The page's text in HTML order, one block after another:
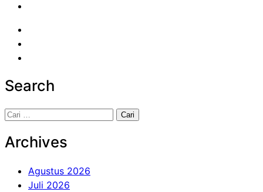
Search
Cari
Archives
Agustus 2026
Juli 2026